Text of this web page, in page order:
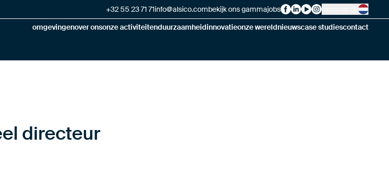
omgevingenover onsonze activiteitenduurzaamheidinnovatieonze wereldnieuwscase studiescontact
+32 55 23 71 71info@alsico.combekijk ons gammajobs Alsico on Facebook
Alsico on LinkedIn
Alsico on YouTube
Alsico on Instagram
directeur